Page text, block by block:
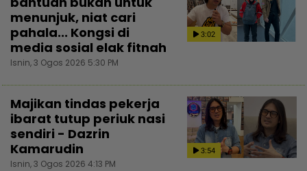
3:02
menunjuk, niat cari
pahala... Kongsi di
media sosial elak fitnah
Isnin, 3 Ogos 2026 5:30 PM
3:54
Majikan tindas pekerja
ibarat tutup periuk nasi
sendiri - Dazrin
Kamarudin
Isnin, 3 Ogos 2026 4:13 PM